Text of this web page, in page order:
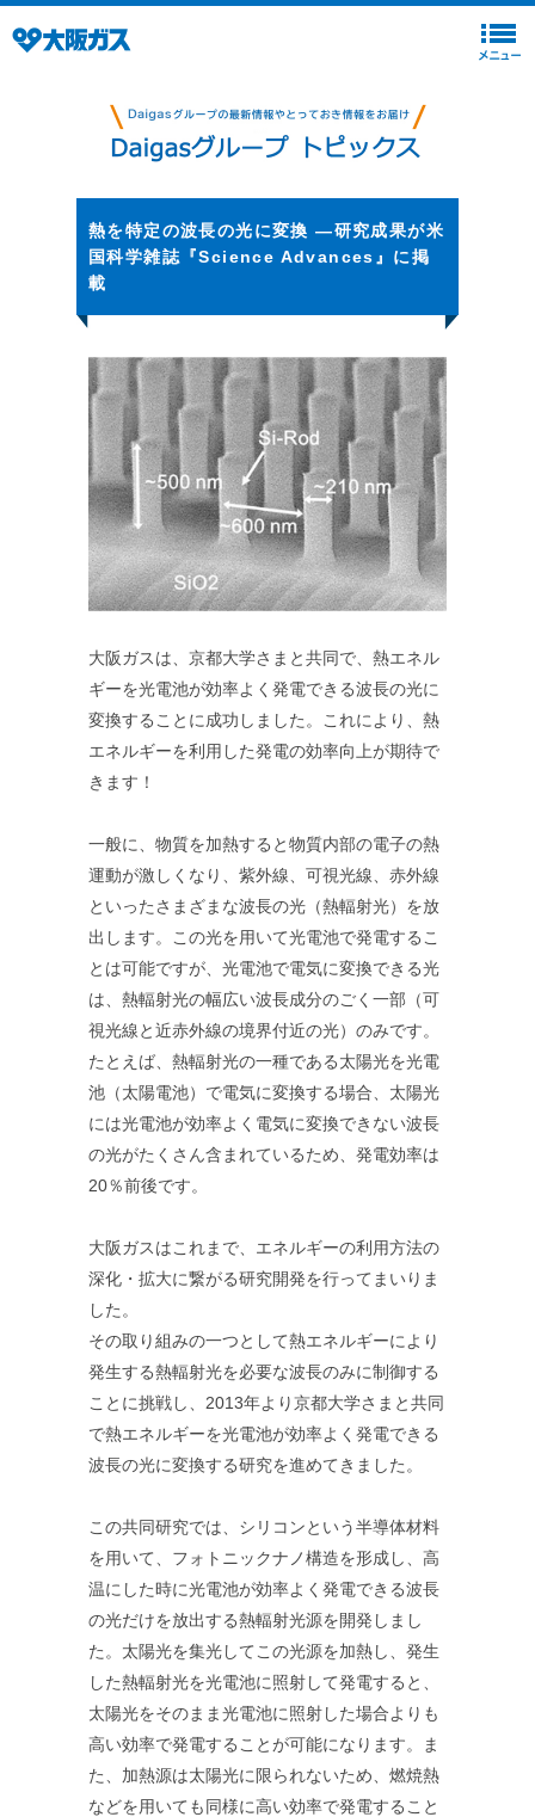
熱を特定の波長の光に変換 ―研究成果が米
国科学雑誌『Science Advances』に掲
載
大阪ガスは、京都大学さまと共同で、熱エネル
ギーを光電池が効率よく発電できる波長の光に
変換することに成功しました。これにより、熱
エネルギーを利用した発電の効率向上が期待で
きます！
一般に、物質を加熱すると物質内部の電子の熱
運動が激しくなり、紫外線、可視光線、赤外線
といったさまざまな波長の光（熱輻射光）を放
出します。この光を用いて光電池で発電するこ
とは可能ですが、光電池で電気に変換できる光
は、熱輻射光の幅広い波長成分のごく一部（可
視光線と近赤外線の境界付近の光）のみです。
たとえば、熱輻射光の一種である太陽光を光電
池（太陽電池）で電気に変換する場合、太陽光
には光電池が効率よく電気に変換できない波長
の光がたくさん含まれているため、発電効率は
20％前後です。
大阪ガスはこれまで、エネルギーの利用方法の
深化・拡大に繋がる研究開発を行ってまいりま
した。
その取り組みの一つとして熱エネルギーにより
発生する熱輻射光を必要な波長のみに制御する
ことに挑戦し、2013年より京都大学さまと共同
で熱エネルギーを光電池が効率よく発電できる
波長の光に変換する研究を進めてきました。
この共同研究では、シリコンという半導体材料
を用いて、フォトニックナノ構造を形成し、高
温にした時に光電池が効率よく発電できる波長
の光だけを放出する熱輻射光源を開発しまし
た。太陽光を集光してこの光源を加熱し、発生
した熱輻射光を光電池に照射して発電すると、
太陽光をそのまま光電池に照射した場合よりも
高い効率で発電することが可能になります。ま
た、加熱源は太陽光に限られないため、燃焼熱
などを用いても同様に高い効率で発電すること